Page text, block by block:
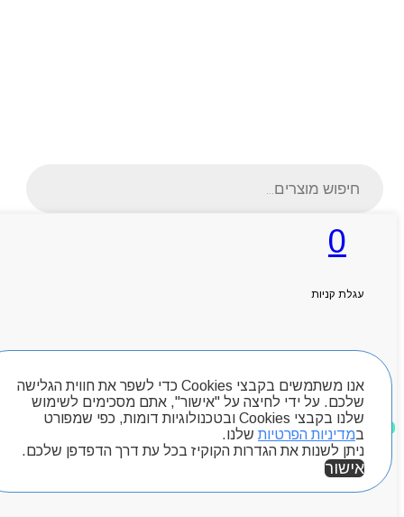
אנו משתמשים בקבצי Cookies כדי לשפר את חווית הגלישה
שלכם. על ידי לחיצה על "אישור", אתם מסכימים לשימוש
שלנו בקבצי Cookies ובטכנולוגיות דומות, כפי שמפורט
במדיניות הפרטיות שלנו.
ניתן לשנות את הגדרות הקוקיז בכל עת דרך הדפדפן שלכם.
אישור
0
עגלת קניות
חיפוש מוצרים
מוצרים שאהבתי
search
אודותניו
יצירת קשר
Byou